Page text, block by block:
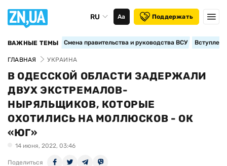
RU Аа Поддержать
ВАЖНЫЕ ТЕМЫ Смена правительства и руководства ВСУ
ГЛАВНАЯ УКРАИНА
В ОДЕССКОЙ ОБЛАСТИ ЗАДЕРЖАЛИ
ДВУХ ЭКСТРЕМАЛОВ-
НЫРЯЛЬЩИКОВ, КОТОРЫЕ
ОХОТИЛИСЬ НА МОЛЛЮСКОВ - ОК
«ЮГ»
14 июня, 2022, 03:46
Поделиться